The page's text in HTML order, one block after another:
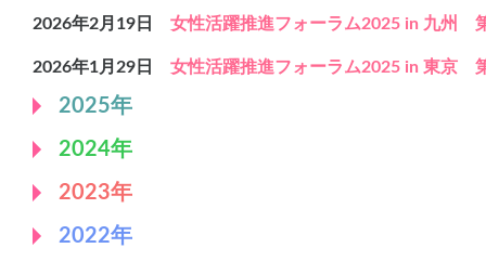
2026年2月19日 女性活躍推進フォーラム2025 in 九州
2026年1月29日 女性活躍推進フォーラム2025 in 東京
2025年
2024年
2023年
2022年